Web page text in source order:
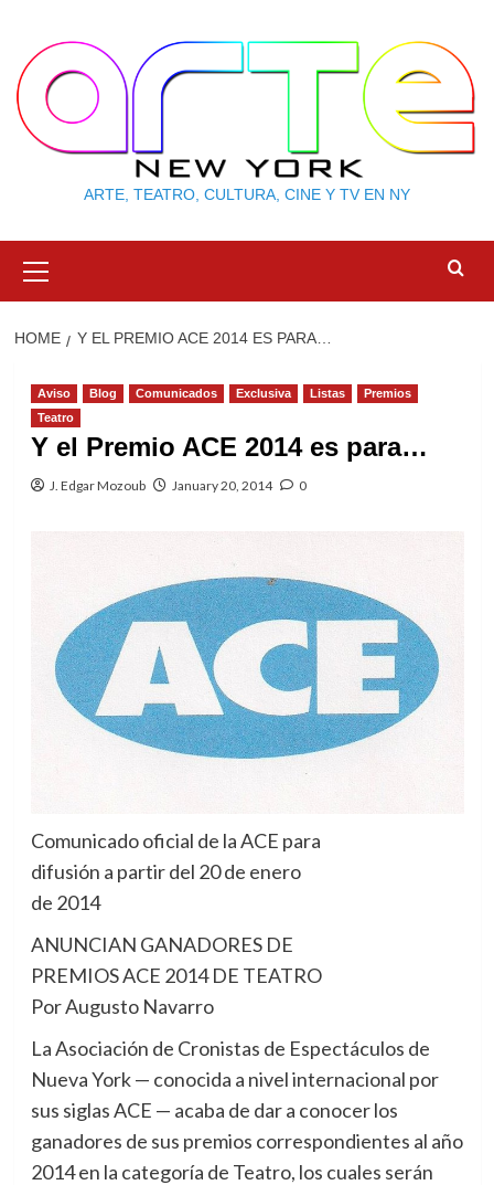
content
ARTE, TEATRO, CULTURA, CINE Y TV EN NY
Menu
HOME Y EL PREMIO ACE 2014 ES PARA…
Aviso Blog Comunicados Exclusiva Listas
Premios
Teatro
Y el Premio ACE 2014 es para…
J. Edgar Mozoub January 20, 2014 0
Comunicado oficial de la ACE para
difusión a partir del 20 de enero
de 2014
ANUNCIAN GANADORES DE
PREMIOS ACE 2014 DE TEATRO
Por Augusto Navarro
La Asociación de Cronistas de Espectáculos de
Nueva York — conocida a nivel internacional por
sus siglas ACE — acaba de dar a conocer los
ganadores de sus premios correspondientes al año
2014 en la categoría de Teatro, los cuales serán